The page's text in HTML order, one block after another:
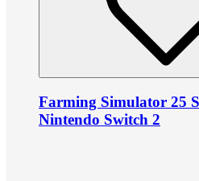
Farming Simulator 25
Nintendo Switch 2